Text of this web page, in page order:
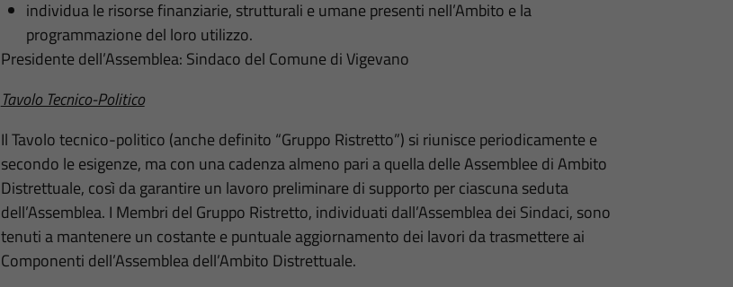
individua le risorse finanziarie, strutturali e umane presenti nell’Ambito e la
programmazione del loro utilizzo.
Presidente dell’Assemblea: Sindaco del Comune di Vigevano
Tavolo Tecnico-Politico
Il Tavolo tecnico-politico (anche definito “Gruppo Ristretto”) si riunisce periodicamente e
secondo le esigenze, ma con una cadenza almeno pari a quella delle Assemblee di Ambito
Distrettuale, così da garantire un lavoro preliminare di supporto per ciascuna seduta
dell’Assemblea. I Membri del Gruppo Ristretto, individuati dall’Assemblea dei Sindaci, sono
tenuti a mantenere un costante e puntuale aggiornamento dei lavori da trasmettere ai
Componenti dell’Assemblea dell’Ambito Distrettuale.